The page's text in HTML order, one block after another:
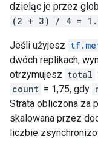
dzieląc je przez
(2 + 3) / 4 =
Jeśli użyjesz
dwóch replikach,
otrzymujesz total
count = 1,75, gdy
Strata obliczona za
skalowana przez
liczbie